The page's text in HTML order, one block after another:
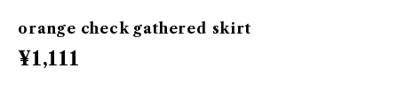
orange check gathered skirt
¥1,111